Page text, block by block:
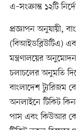
এ–সংক্রান্ত ১২টি
প্রজ্ঞাপন অনুযায়ী,
(বিআইডব্লিউটিএ)
মন্ত্রণালয়ের
চলাচলের অনুমতি
বাংলাদেশ ট্যুরিজম
অনলাইনে টিকিট
পাস এবং কিউআর